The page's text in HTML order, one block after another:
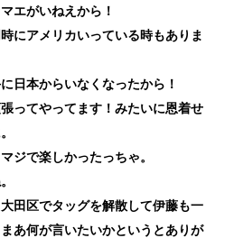
エがいねえから！
にアメリカいっている時もありま
日本からいなくなったから！
ってやってます！みたいに恩着せ
ジで楽しかったっちゃ。
田区でタッグを解散して伊藤も一
あ何が言いたいかというとありが